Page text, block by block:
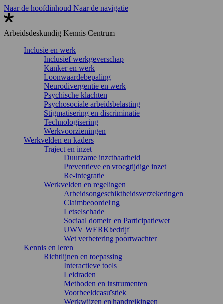
Naar de hoofdinhoud Naar de navigatie
Arbeidsdeskundig Kennis Centrum
Inclusie en werk
Inclusief werkgeverschap
Kanker en werk
Loonwaardebepaling
Neurodivergentie en werk
Psychische klachten
Psychosociale arbeidsbelasting
Stigmatisering en discriminatie
Technologisering
Werkvoorzieningen
Werkvelden en kaders
Traject en inzet
Duurzame inzetbaarheid
Preventieve en vroegtijdige inzet
Re-integratie
Werkvelden en regelingen
Arbeidsongeschiktheidsverzekeringen
Claimbeoordeling
Letselschade
Sociaal domein en Participatiewet
UWV WERKbedrijf
Wet verbetering poortwachter
Kennis en leren
Richtlijnen en toepassing
Interactieve tools
Leidraden
Methoden en instrumenten
Voorbeeldcasuïstiek
Werkwijzen en handreikingen